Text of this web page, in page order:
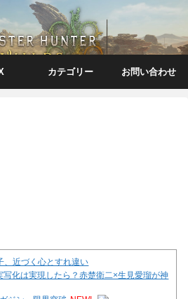
カテゴリー お問い合わせ
、近づく心とすれ違い
写化は実現したら？赤楚衛二×生見愛瑠が神